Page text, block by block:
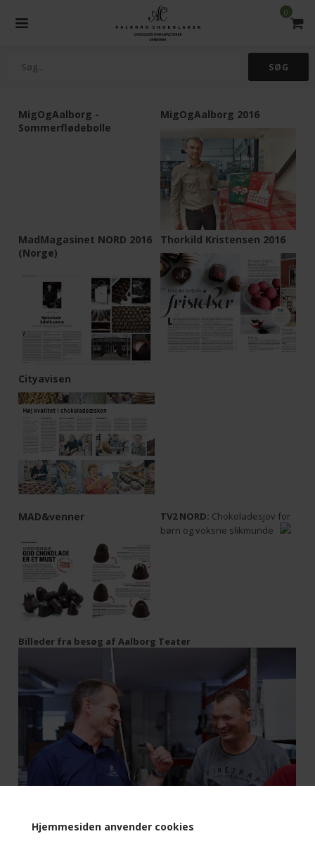
Hjemmesiden anvender cookies
0
MigOgAalborg -
Sommerflødebolle
MigOgAalborg 2016
MadMagasinet NORD 2016
(Norge)
Thorkild Kristensen 2016
Cityavisen
MAD&venner TV2 NORD: Chokoladesjov for
børn og voksne slikmunde
Billeder fra besøg af Aalborg Teater